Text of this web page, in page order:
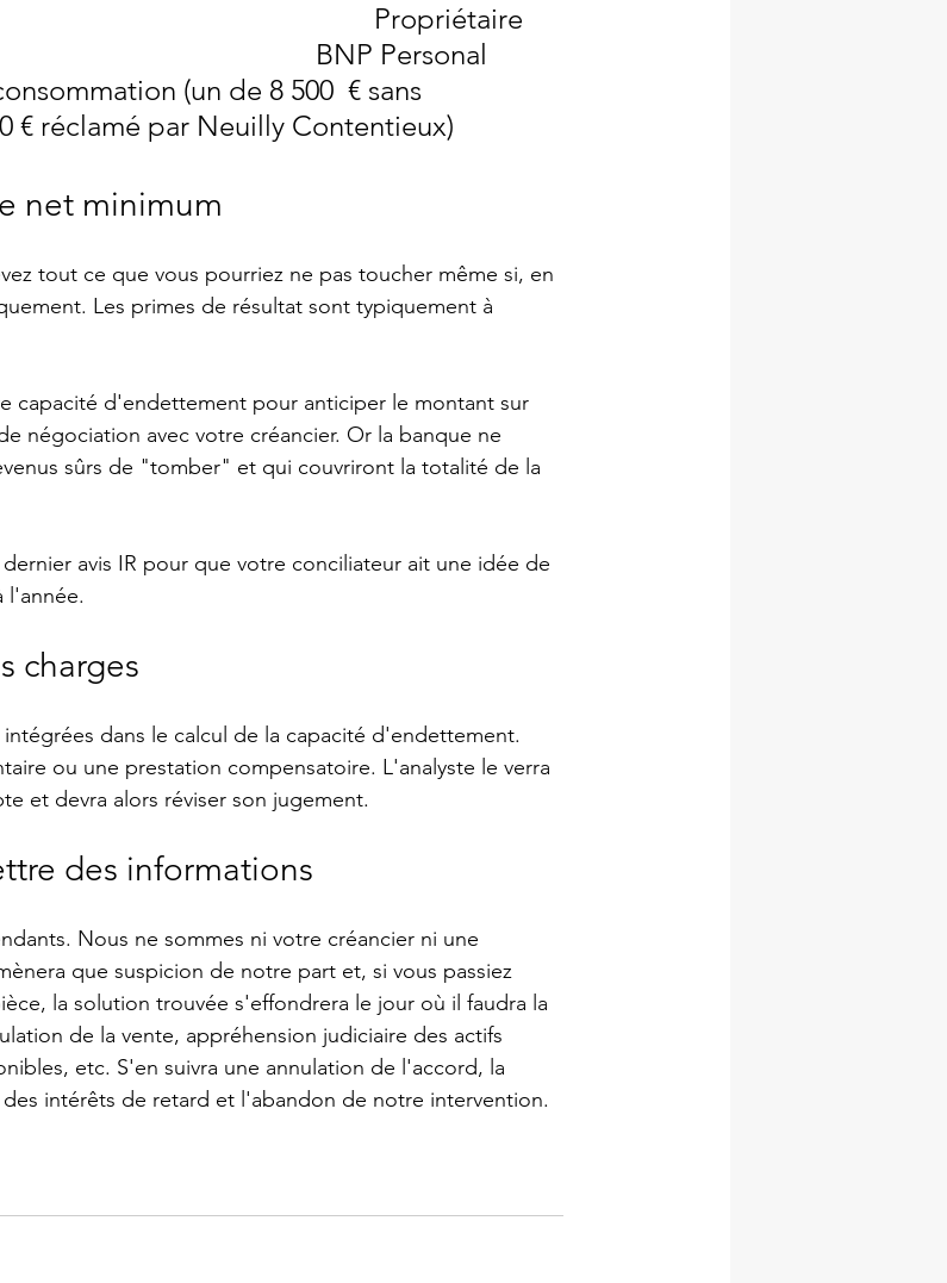
Propriétaire
BNP Personal
(un de 8 500  € sans
€ réclamé par Neuilly Contentieux)
net minimum
tout ce que vous pourriez ne pas toucher même si, en
Les primes de résultat sont typiquement à
capacité d'endettement pour anticiper le montant sur
négociation avec votre créancier. Or la banque ne
sûrs de "tomber" et qui couvriront la totalité de la
avis IR pour que votre conciliateur ait une idée de
l'année.
charges
dans le calcul de la capacité d'endettement.
ou une prestation compensatoire. L'analyste le verra
et devra alors réviser son jugement.
des informations
Nous ne sommes ni votre créancier ni une
que suspicion de notre part et, si vous passiez
la solution trouvée s'effondrera le jour où il faudra la
de la vente, appréhension judiciaire des actifs
etc. S'en suivra une annulation de l'accord, la
intérêts de retard et l'abandon de notre intervention.